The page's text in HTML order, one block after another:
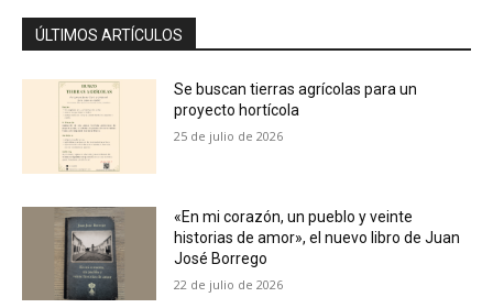
ÚLTIMOS ARTÍCULOS
Se buscan tierras agrícolas para un
proyecto hortícola
25 de julio de 2026
«En mi corazón, un pueblo y veinte
historias de amor», el nuevo libro de Juan
José Borrego
22 de julio de 2026